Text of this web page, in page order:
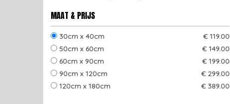
MAAT & PRIJS
30cm x 40cm
€ 119.00
50cm x 60cm
€ 149.00
60cm x 90cm
€ 199.00
90cm x 120cm
€ 299.00
120cm x 180cm
€ 389.00